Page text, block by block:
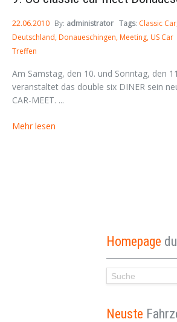
22.06.2010 By: administrator Tags: Classic Car
Deutschland Donaueschingen Meeting US Car
Treffen
Am Samstag, den 10. und Sonntag, den
veranstaltet das double six DINER sein
CAR-MEET. ...
Mehr lesen
Homepage
Neuste